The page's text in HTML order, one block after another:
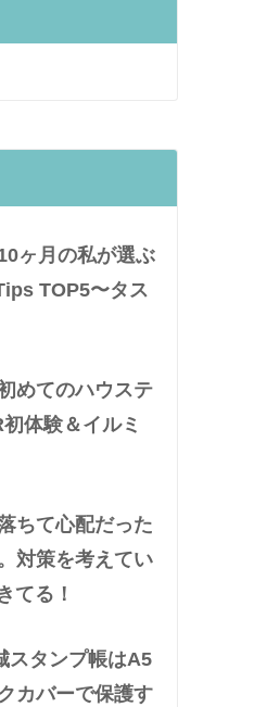
ヶ月の私が選ぶ
TOP5〜タス
めてのハウステ
体験＆イルミ
ちて心配だった
対策を考えてい
てる！
スタンプ帳はA5
カバーで保護す